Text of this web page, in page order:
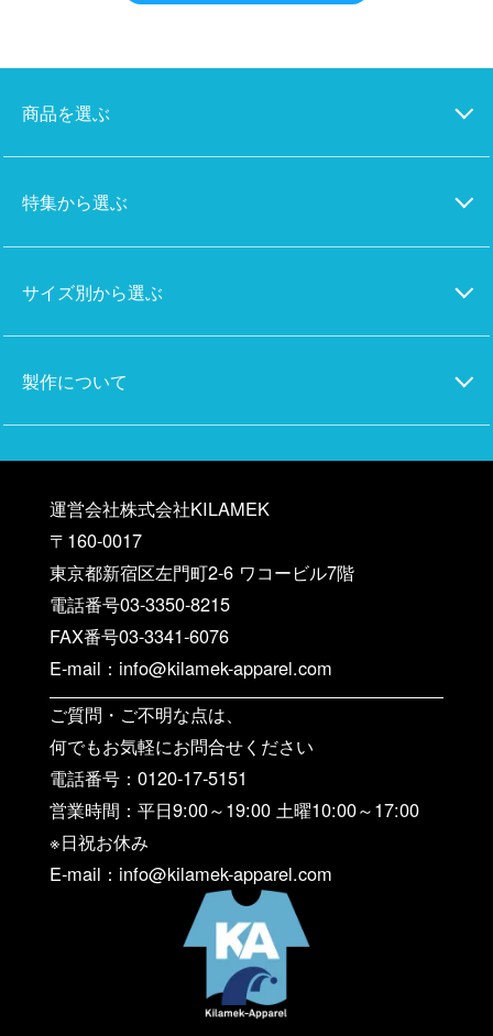
商品を選ぶ
特集から選ぶ
サイズ別から選ぶ
製作について
運営会社株式会社KILAMEK
〒160-0017
東京都新宿区左門町2-6 ワコービル7階
電話番号03-3350-8215
FAX番号03-3341-6076
E-mail：info@kilamek-apparel.com
ご質問・ご不明な点は、
何でもお気軽にお問合せください
電話番号：0120-17-5151
営業時間：平日9:00～19:00 土曜10:00～17:00
※日祝お休み
E-mail：info@kilamek-apparel.com